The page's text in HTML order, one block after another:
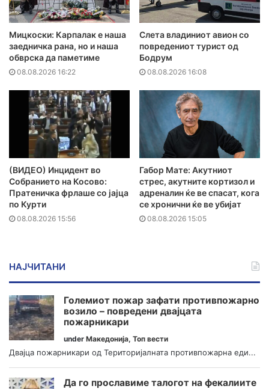
Мицкоски: Карпалак е наша
заедничка рана, но и наша
обврска да паметиме
08.08.2026 16:22
Слета владиниот авион со
повредениот турист од
Бодрум
08.08.2026 16:08
(ВИДЕО) Инцидент во
Собранието на Косово:
Пратеничка фрлаше со јајца
по Курти
08.08.2026 15:56
Габор Мате: Акутниот
стрес, акутните кортизол и
адреналин ќе ве спасат, кога
се хронични ќе ве убијат
08.08.2026 15:05
НАЈЧИТАНИ
Големиот пожар зафати противпожарно
возило – повредени двајцата
пожарникари
under Македонија, Топ вести
Двајца пожарникари од Територијалната противпожарна еди...
Да го прославиме талогот на фекалиите